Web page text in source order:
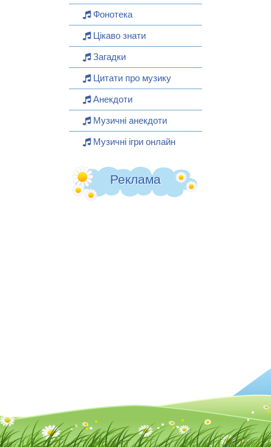
Фонотека
Цікаво знати
Загадки
Цитати про музику
Анекдоти
Музичні анекдоти
Музичні ігри онлайн
Реклама